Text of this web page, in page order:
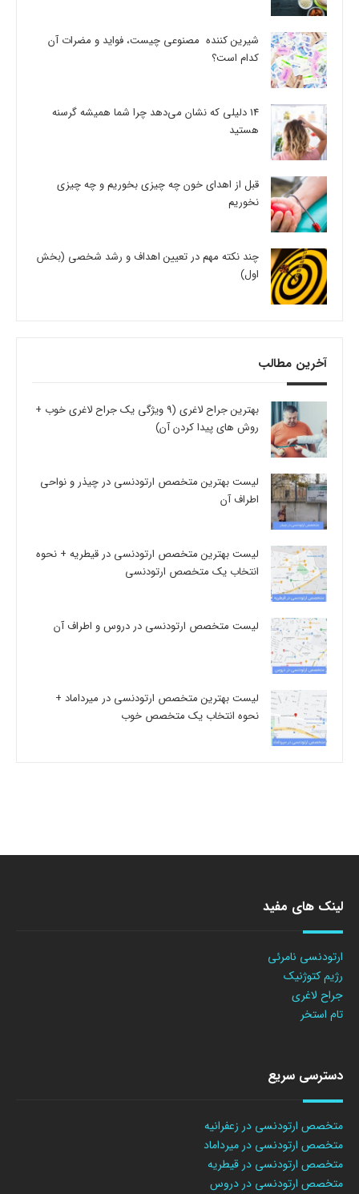
شیرین کننده مصنوعی چیست، فواید و مضرات آن
کدام است؟
14 دلیلی که نشان می‌دهد چرا شما همیشه گرسنه
هستید
قبل از اهدای خون چه چیزی بخوریم و چه چیزی
نخوریم
چند نکته مهم در تعیین اهداف و رشد شخصی (بخش
اول)
آخرین مطالب
بهترین جراح لاغری (9 ویژگی یک جراح لاغری خوب +
روش های پیدا کردن آن)
لیست بهترین متخصص ارتودنسی در چیذر و نواحی
اطراف آن
لیست بهترین متخصص ارتودنسی در قیطریه + نحوه
انتخاب یک متخصص ارتودنسی
لیست متخصص ارتودنسی در دروس و اطراف آن
لیست بهترین متخصص ارتودنسی در میرداماد +
نحوه انتخاب یک متخصص خوب
لینک های مفید
ارتودنسی نامرئی
رژیم کتوژنیک
جراح لاغری
تام استخر
دسترسی سریع
متخصص ارتودنسی در زعفرانیه
متخصص ارتودنسی در میرداماد
متخصص ارتودنسی در قیطریه
متخصص ارتودنسی در دروس